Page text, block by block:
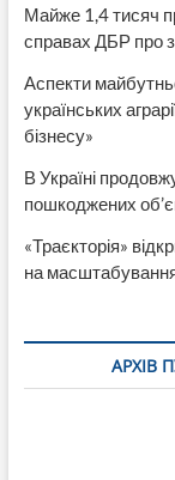
Майже 1,4 тисяч
справах ДБР про
Аспекти
українських
бізнесу»
В Україні
пошкоджених
«Траєкторія»
на
АРХІВ